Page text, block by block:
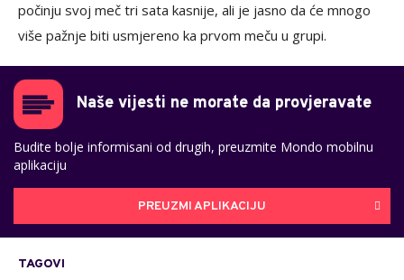
počinju svoj meč tri sata kasnije, ali je jasno da će mnogo
više pažnje biti usmjereno ka prvom meču u grupi.
Naše vijesti ne morate da provjeravate
Budite bolje informisani od drugih, preuzmite Mondo mobilnu
aplikaciju
PREUZMI APLIKACIJU
TAGOVI